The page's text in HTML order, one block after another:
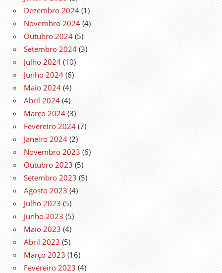
Dezembro 2024 (1)
Novembro 2024 (4)
Outubro 2024 (5)
Setembro 2024 (3)
Julho 2024 (10)
Junho 2024 (6)
Maio 2024 (4)
Abril 2024 (4)
Março 2024 (3)
Fevereiro 2024 (7)
Janeiro 2024 (2)
Novembro 2023 (6)
Outubro 2023 (5)
Setembro 2023 (5)
Agosto 2023 (4)
Julho 2023 (5)
Junho 2023 (5)
Maio 2023 (4)
Abril 2023 (5)
Março 2023 (16)
Fevereiro 2023 (4)